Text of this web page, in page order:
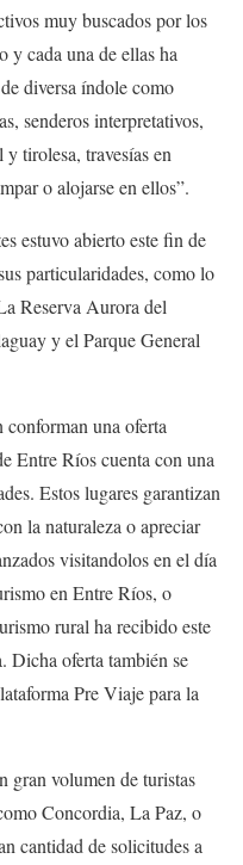
muy buscados por los
y cada una de ellas ha
diversa índole como
senderos interpretativos,
tirolesa, travesías en
o alojarse en ellos”.
estuvo abierto este fin de
particularidades, como lo
Reserva Aurora del
y el Parque General
una oferta
Entre Ríos cuenta con una
Estos lugares garantizan
la naturaleza o apreciar
visitandolos en el día
en Entre Ríos, o
rural ha recibido este
Dicha oferta también se
Pre Viaje para la
gran volumen de turistas
Concordia, La Paz, o
cantidad de solicitudes a